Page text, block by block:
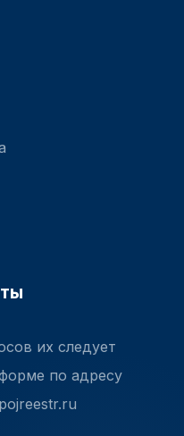
их следует
по адресу